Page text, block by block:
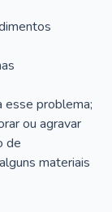
problema;
ou agravar
de
materiais